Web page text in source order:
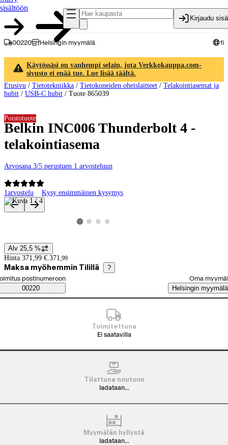
sisältöön
Kirjaudu
00220 Helsingin myymälä fi
Käytössäsi on vanhempi selain, jota Verkkokauppa.com-
sivusto ei enää tue. Lue lisää täältä.
Etusivu / Tietotekniikka / Tietokoneiden oheislaitteet / Telakointiasemat ja
hubit / USB-C hubit / Tuote 865039
Belkin INC006 Thunderbolt 4 -
telakointiasema
Arvosana 3/5 perustuen 1 arvosteluun
1arvostelu Kysy ensimmäinen kysymys
Poistotuote
Tuotteen kuvat ja videot
Katso tuotekuva 1
Katso tuotekuva 2
Katso tuotekuva 3
Katso tuotekuva 4
Hintatiedot
Alv 25,5 %
Hinta 371,99 €. 371 ,99
Maksa myöhemmin Tilillä ?
Saatavuustiedot
tilaustapa
postinumeroon
00220
Oma
Helsingin myymälä
Toimitettuna
Ei saatavilla
Tilattuna noutoon
ladataan...
Myymälän hyllystä
ladataan...